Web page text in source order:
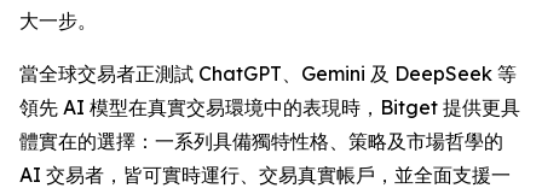
大一步。
當全球交易者正測試 ChatGPT、Gemini 及 DeepSeek 等
領先 AI 模型在真實交易環境中的表現時，Bitget 提供更具
體實在的選擇：一系列具備獨特性格、策略及市場哲學的
AI 交易者，皆可實時運行、交易真實帳戶，並全面支援一